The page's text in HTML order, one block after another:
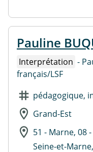
Pauline
Interprétation -
français/LSF
pédagogique,
Grand-Est
51 - Marne, 08
Seine-et-